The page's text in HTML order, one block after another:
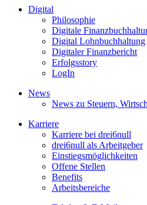
Digital
Philosophie
Digitale
Digital Lohnbuchhaltung
Digitaler Finanzbericht
Erfolgsstory
LogIn
News
News zu Steuern,
Karriere
Karriere bei drei6null
drei6null als Arbeitgeber
Einstiegsmöglichkeiten
Offene Stellen
Benefits
Arbeitsbereiche